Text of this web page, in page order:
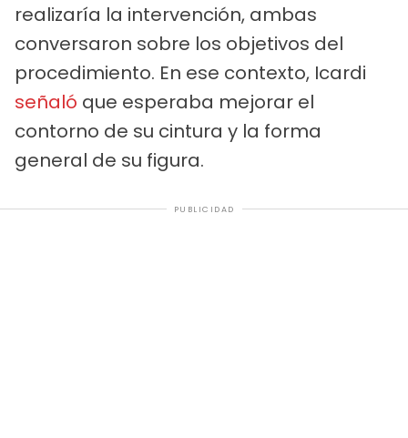
realizaría la intervención, ambas
conversaron sobre los objetivos del
procedimiento. En ese contexto, Icardi
señaló que esperaba mejorar el
contorno de su cintura y la forma
general de su figura.
PUBLICIDAD